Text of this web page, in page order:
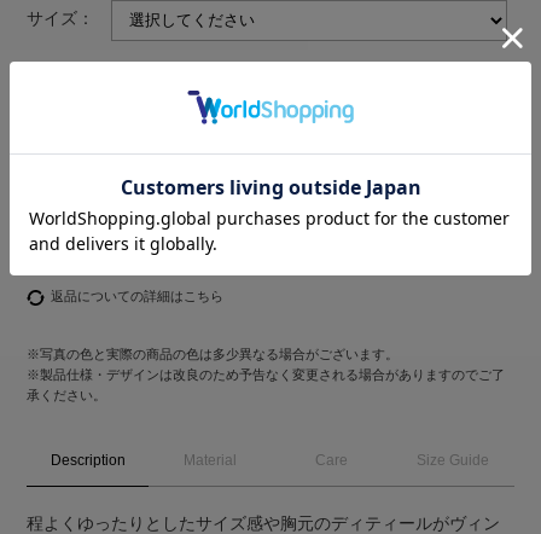
サイズ：
返品についての詳細はこちら
※写真の色と実際の商品の色は多少異なる場合がございます。
※製品仕様・デザインは改良のため予告なく変更される場合がありますのでご了
承ください。
Description Material Care Size Guide
程よくゆったりとしたサイズ感や胸元のディティールがヴィン